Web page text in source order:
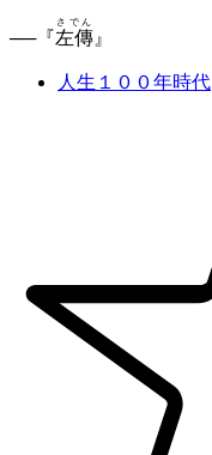
──『左傳
さでん
』
人生１００年時代